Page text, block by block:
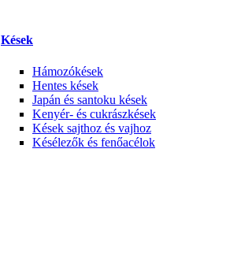
Kések
Hámozókések
Hentes kések
Japán és santoku kések
Kenyér- és cukrászkések
Kések sajthoz és vajhoz
Késélezők és fenőacélok